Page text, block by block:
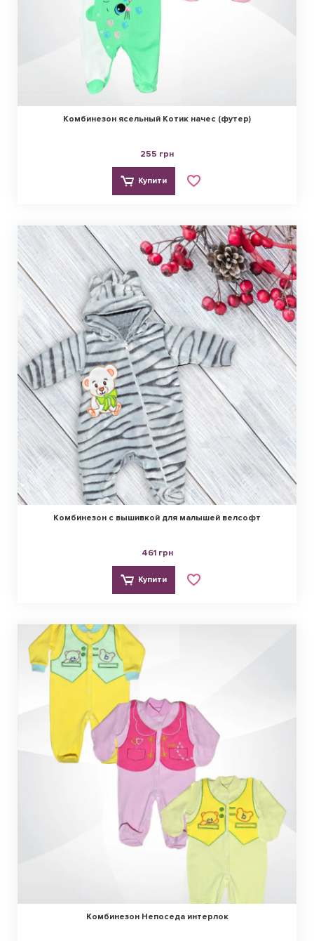
Комбинезон ясельный Котик начес (футер)
255 грн
Купити
Комбинезон с вышивкой для малышей велсофт
461 грн
Купити
Комбинезон Непоседа интерлок